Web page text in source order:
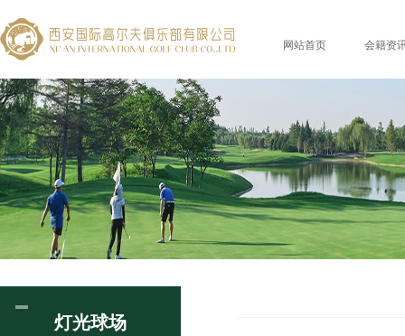
网站首页 会籍资
灯光球场